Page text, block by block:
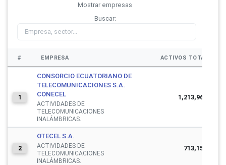
Mostrar empresas
Buscar:
# EMPRESA ACTIVOS TOTALES
1
CONSORCIO ECUATORIANO DE
TELECOMUNICACIONES S.A.
CONECEL
ACTIVIDADES DE
TELECOMUNICACIONES
INALÁMBRICAS.
1,213,963,372
2
OTECEL S.A.
ACTIVIDADES DE
TELECOMUNICACIONES
INALÁMBRICAS.
713,155,951